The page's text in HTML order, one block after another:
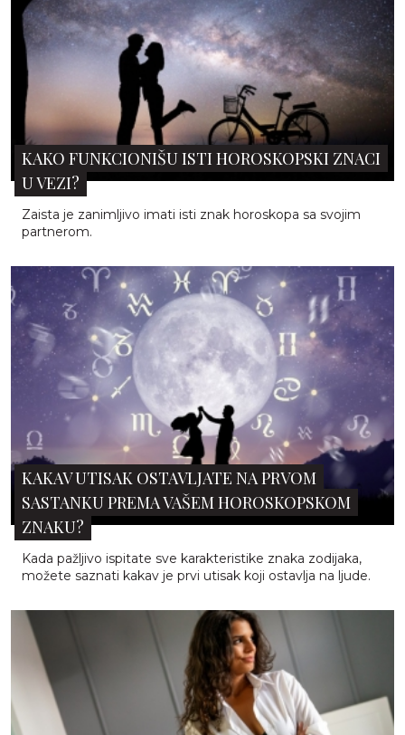
KAKO FUNKCIONIŠU ISTI HOROSKOPSKI ZNACI
U VEZI?
Zaista je zanimljivo imati isti znak horoskopa sa svojim
partnerom.
KAKAV UTISAK OSTAVLJATE NA PRVOM
SASTANKU PREMA VAŠEM HOROSKOPSKOM
ZNAKU?
Kada pažljivo ispitate sve karakteristike znaka zodijaka,
možete saznati kakav je prvi utisak koji ostavlja na ljude.